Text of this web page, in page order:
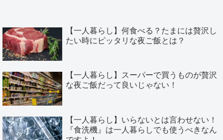
【一人暮らし】何食べる？たまには贅沢し
たい時にピッタリな夜ご飯とは？
【一人暮らし】スーパーで買うものが贅沢
な夜ご飯だって良いじゃない！
【一人暮らし】いらないとは言わせない！
『食洗機』は一人暮らしでも使うべきなん